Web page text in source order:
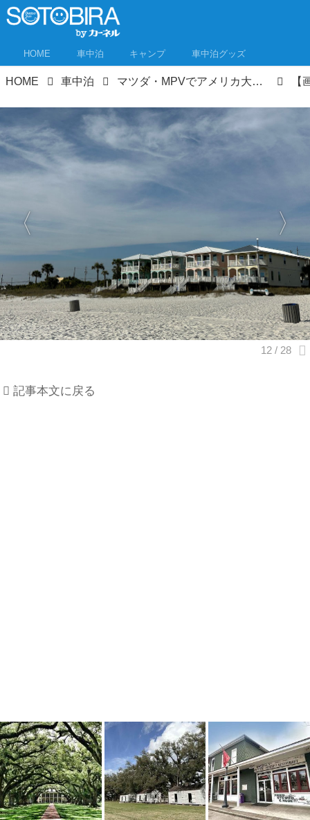
HOME 車中泊 キャンプ 車中泊グッズ
HOME 車中泊 マツダ・MPVでアメリカ大陸横断ロードトリップ⑥ リゾート感満載のフロリダへ。スケールの大きさに圧倒！
記事本文に戻る